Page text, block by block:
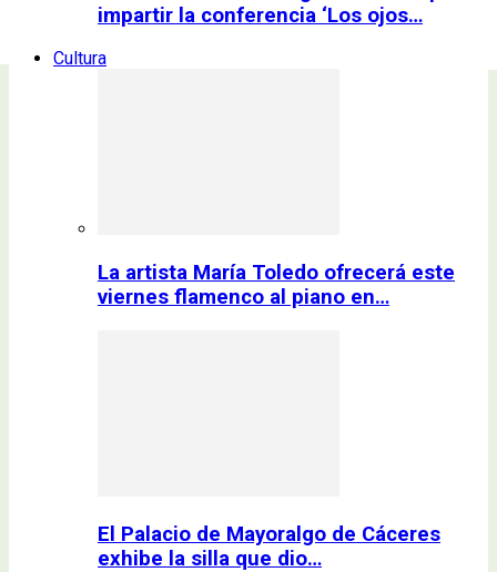
impartir la conferencia ‘Los ojos…
Cultura
La artista María Toledo ofrecerá este
viernes flamenco al piano en…
El Palacio de Mayoralgo de Cáceres
exhibe la silla que dio…